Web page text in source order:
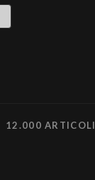
12.000 ARTICOLI